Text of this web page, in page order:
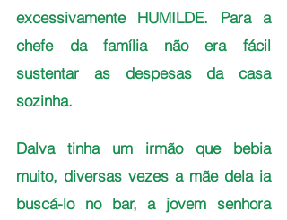
excessivamente HUMILDE. Para a
chefe da família não era fácil
sustentar as despesas da casa
sozinha.
Dalva tinha um irmão que bebia
muito, diversas vezes a mãe dela ia
buscá-lo no bar, a jovem senhora